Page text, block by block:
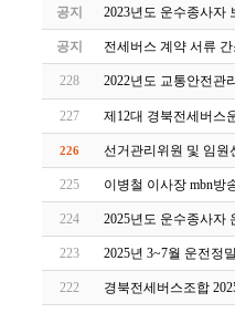
공지 2023년도 운수종사자
공지 전세버스 계약 서류
228 2022년도 교통안전관
227 제12대 경북전세버스
226 선거관리위원 및 임원
225 이병철 이사장 mbn방
224 2025년도 운수종사자
223 2025년 3~7월 운전정
222 경북전세버스조합